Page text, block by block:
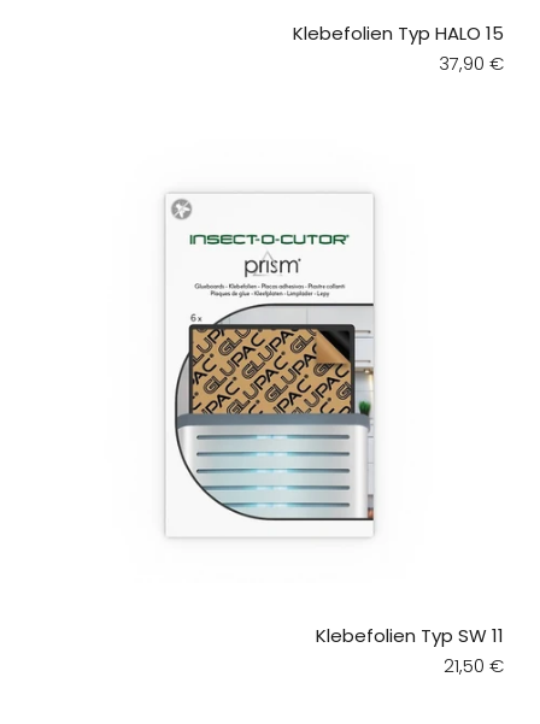
Klebefolien Typ HALO 15
Regular
37,90 €
Klebefolien Typ SW 11
Regular
21,50 €